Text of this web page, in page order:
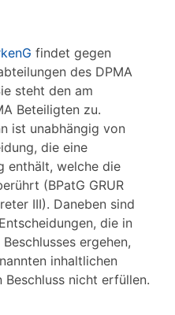
findet gegen
des DPMA
steht den am
Beteiligten zu.
ist unabhängig von
die eine
enthält, welche die
(BPatG GRUR
III). Daneben sind
die in
ergehen,
inhaltlichen
nicht erfüllen.